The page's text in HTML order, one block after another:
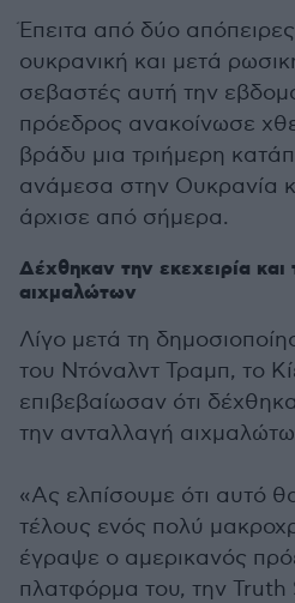
Έπειτα από δύο απόπειρες
ουκρανική και μετά
σεβαστές αυτή την
πρόεδρος ανακοίνωσε
βράδυ μια τριήμερη
ανάμεσα στην Ουκρανία
άρχισε από σήμερα.
Δέχθηκαν την εκεχειρία
αιχμαλώτων
Λίγο μετά τη
του Ντόναλντ Τραμπ, το
επιβεβαίωσαν ότι
την ανταλλαγή
«Ας ελπίσουμε ότι αυτό
τέλους ενός πολύ
έγραψε ο αμερικανός
πλατφόρμα του, την Truth